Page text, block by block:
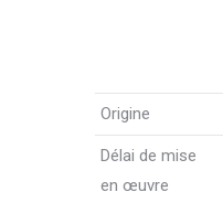
Origine
Délai de mise
en œuvre